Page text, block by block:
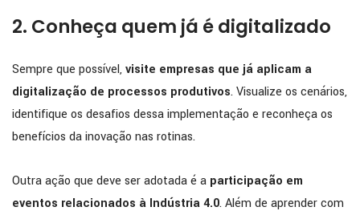
2. Conheça quem já é digitalizado
Sempre que possível,visite empresas que já aplicam a
digitalização de processos produtivos. Visualize os cenários,
identifique os desafios dessa implementação e reconheça os
benefícios da inovação nas rotinas.
Outra ação que deve ser adotada é a participação em
eventos relacionados à Indústria 4.0. Além de aprender com